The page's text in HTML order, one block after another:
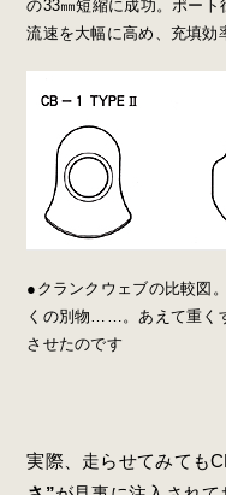
の33㎜短縮に成功。ポー
流速を大幅に高め、充填効
●クランクウェブの比較図
くの別物……。あえて重く
させたのです
実際、走らせてみても